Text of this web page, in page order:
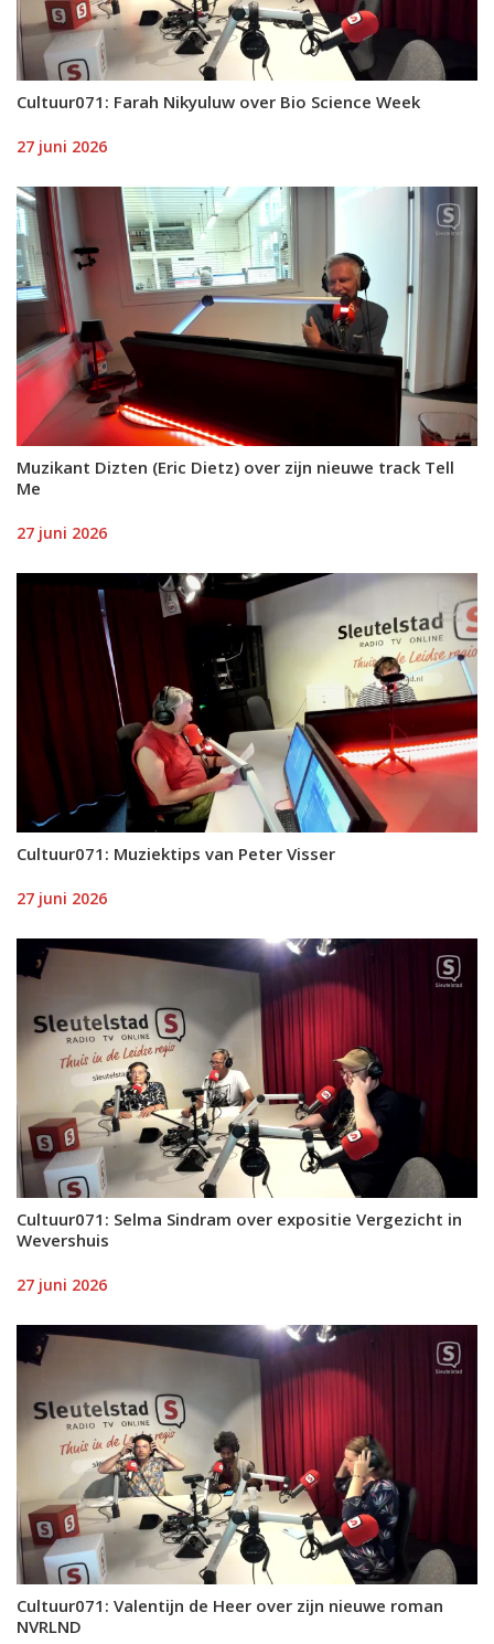
Cultuur071: Farah Nikyuluw over Bio Science Week
27 juni 2026
Muzikant Dizten (Eric Dietz) over zijn nieuwe track Tell
Me
27 juni 2026
Cultuur071: Muziektips van Peter Visser
27 juni 2026
Cultuur071: Selma Sindram over expositie Vergezicht in
Wevershuis
27 juni 2026
Cultuur071: Valentijn de Heer over zijn nieuwe roman
NVRLND